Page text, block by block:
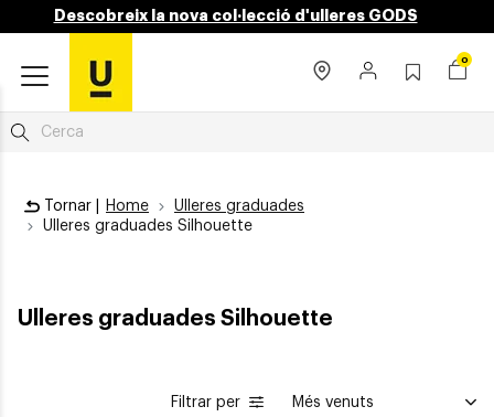
Descobreix la nova col·lecció d'ulleres GODS
0
Tornar | Home
Ulleres graduades
Ulleres graduades Silhouette
Ulleres graduades Silhouette
Filtrar per